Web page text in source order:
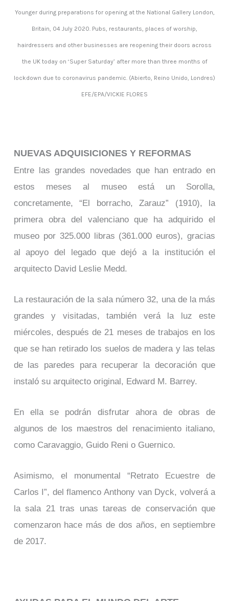
Younger during preparations for opening at the National Gallery London,
Britain, 04 July 2020. Pubs, restaurants, places of worship,
hairdressers and other businesses are reopening their doors across
the UK today on ‘Super Saturday’ after more than three months of
lockdown due to coronavirus pandemic. (Abierto, Reino Unido, Londres)
EFE/EPA/VICKIE FLORES
NUEVAS ADQUISICIONES Y REFORMAS
Entre las grandes novedades que han entrado en
estos meses al museo está un Sorolla,
concretamente, “El borracho, Zarauz” (1910), la
primera obra del valenciano que ha adquirido el
museo por 325.000 libras (361.000 euros), gracias
al apoyo del legado que dejó a la institución el
arquitecto David Leslie Medd.
La restauración de la sala número 32, una de la más
grandes y visitadas, también verá la luz este
miércoles, después de 21 meses de trabajos en los
que se han retirado los suelos de madera y las telas
de las paredes para recuperar la decoración que
instaló su arquitecto original, Edward M. Barrey.
En ella se podrán disfrutar ahora de obras de
algunos de los maestros del renacimiento italiano,
como Caravaggio, Guido Reni o Guernico.
Asimismo, el monumental “Retrato Ecuestre de
Carlos I”, del flamenco Anthony van Dyck, volverá a
la sala 21 tras unas tareas de conservación que
comenzaron hace más de dos años, en septiembre
de 2017.